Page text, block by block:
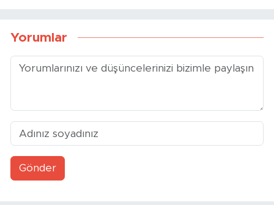
Yorumlar
Gönder